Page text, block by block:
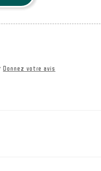
Donnez votre avis